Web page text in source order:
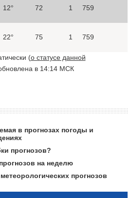
12° 72 1 759
22° 75 1 759
(о статусе данной
в 14:14 МСК
в прогнозах погоды и
прогнозов?
на неделю
прогнозов